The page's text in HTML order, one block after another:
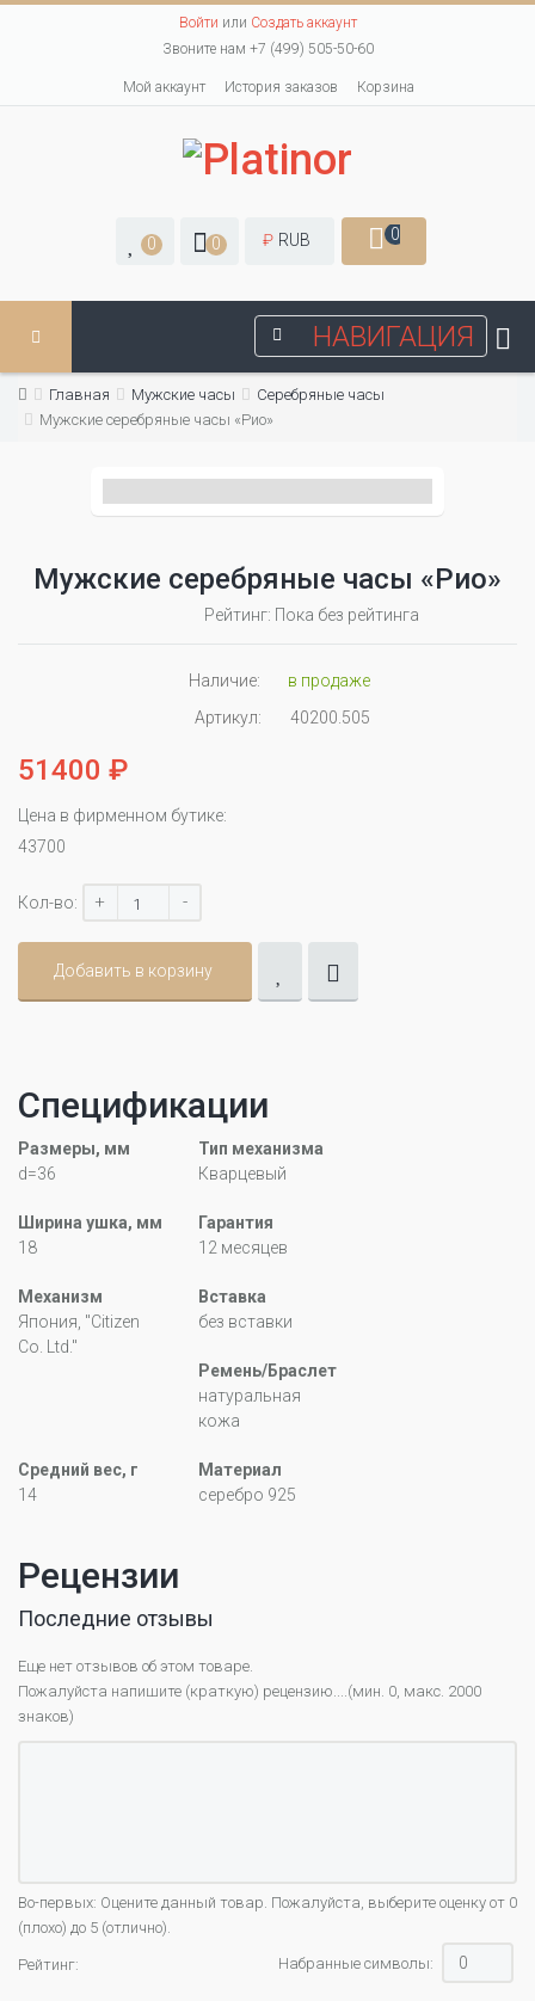
Войти или Создать аккаунт
Звоните нам +7 (499) 505-50-60
Мой аккаунт История заказов Корзина
0 0 ₽ RUB 0
НАВИГАЦИЯ
Главная Мужские часы
Серебряные часы
Мужские серебряные часы «Рио»
Мужские серебряные часы «Рио»
Рейтинг: Пока без рейтинга
Наличие:
в продаже
Артикул:
40200.505
51400 ₽
Цена в фирменном бутике:
43700
Кол-во: + -
Добавить в корзину
Спецификации
Размеры, мм
d=36
Тип механизма
Кварцевый
Ширина ушка, мм
18
Гарантия
12 месяцев
Механизм
Япония, "Citizen
Co. Ltd."
Вставка
без вставки
Ремень/Браслет
натуральная
кожа
Средний вес, г
14
Материал
серебро 925
Рецензии
Последние отзывы
Еще нет отзывов об этом товаре.
Пожалуйста напишите (краткую) рецензию....(мин. 0, макс. 2000
знаков)
Во-первых: Оцените данный товар. Пожалуйста, выберите оценку от 0
(плохо) до 5 (отлично).
Рейтинг: Набранные символы: